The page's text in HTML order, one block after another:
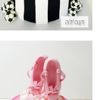
דנה'לה
עוגת נעלי בלט מבצק סוכר